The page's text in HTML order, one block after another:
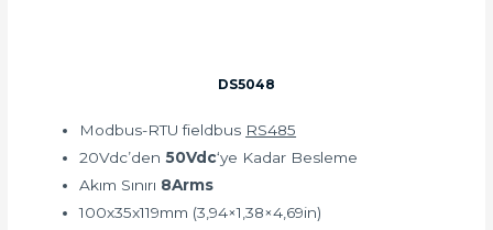
DS5048
Modbus-RTU fieldbus RS485
20Vdc’den50Vdc‘ye Kadar Besleme
Akım Sınırı 8Arms
100x35x119mm (3,94×1,38×4,69in)